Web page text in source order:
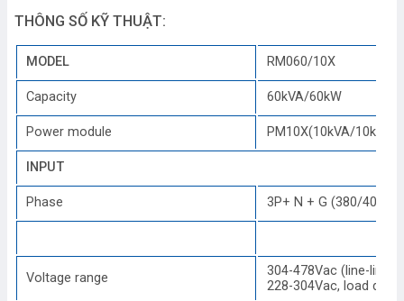
THÔNG SỐ KỸ THUẬT:
MODEL RM060/10X
Capacity 60kVA/60kW
Power module PM10X(10kVA/10kW)
INPUT
Phase 3P+ N + G (380/400/
Voltage range
304-478Vac (line-
228-304Vac, load